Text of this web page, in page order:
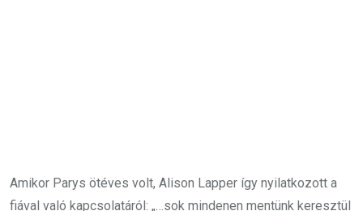
Amikor Parys ötéves volt, Alison Lapper így nyilatkozott a
fiával való kapcsolatáról: „…sok mindenen mentünk keresztül